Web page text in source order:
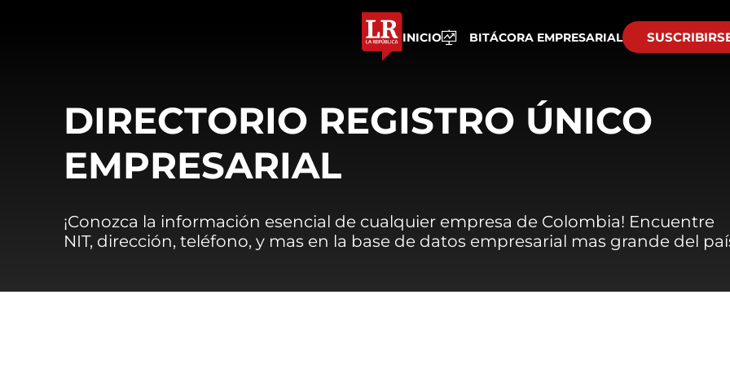
INICIO BITÁCORA EMPRESARIAL
DIRECTORIO REGISTRO ÚNICO
EMPRESARIAL
¡Conozca la información esencial de cualquier empresa de Colombia! Encuentre
NIT, dirección, teléfono, y mas en la base de datos empresarial mas grande del